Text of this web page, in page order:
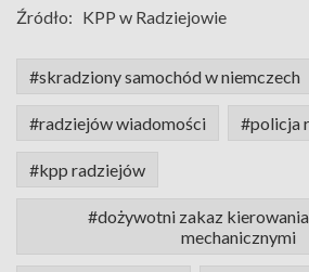
Źródło: KPP w Radziejowie
#skradziony samochód w niemczech
#radziejów wiadomości #policja
#kpp radziejów
#dożywotni zakaz
mechanicznymi